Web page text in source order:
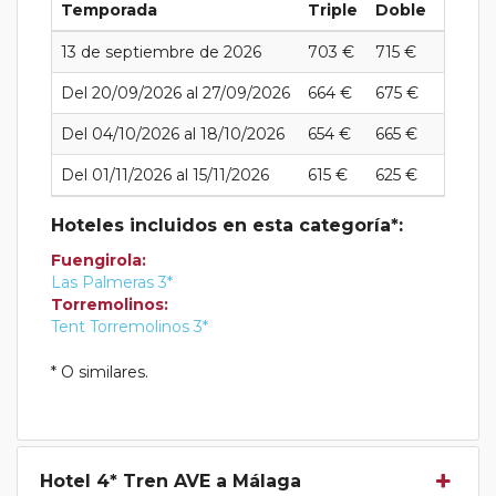
Temporada Triple Doble
13 de septiembre de 2026 703 € 715 €
Del 20/09/2026 al 27/09/2026 664 € 675 €
Del 04/10/2026 al 18/10/2026 654 € 665 €
Del 01/11/2026 al 15/11/2026 615 € 625 €
Hoteles incluidos en esta categoría*:
Fuengirola:
Las Palmeras 3*
Torremolinos:
Tent Torremolinos 3*
* O similares.
Hotel 4* Tren AVE a Málaga